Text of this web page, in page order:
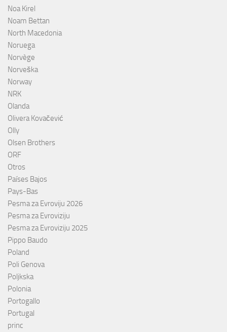
Noa Kirel
Noam Bettan
North Macedonia
Noruega
Norvège
Norveška
Norway
NRK
Olanda
Olivera Kovačević
Olly
Olsen Brothers
ORF
Otros
Países Bajos
Pays-Bas
Pesma za Evroviju 2026
Pesma za Evroviziju
Pesma za Evroviziju 2025
Pippo Baudo
Poland
Poli Genova
Poljkska
Polonia
Portogallo
Portugal
princ